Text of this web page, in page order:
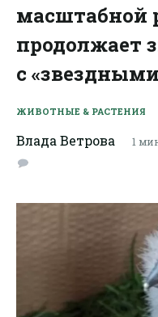
масштабной
продолжает
с
ЖИВОТНЫЕ & РАСТЕНИЯ
Влада Ветрова 1